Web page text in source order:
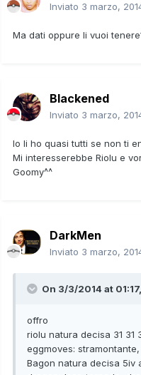
Inviato 3 marzo,
Ma dati oppure li vuoi
Blackened
Inviato 3 marzo,
Io li ho quasi tutti se non ti
Mi interesserebbe Riolu e
Goomy^^
DarkMen
Inviato 3 marzo,
On 3/3/2014 at
offro
riolu natura decisa 31 31
eggmoves:
Bagon natura decisa 5iv